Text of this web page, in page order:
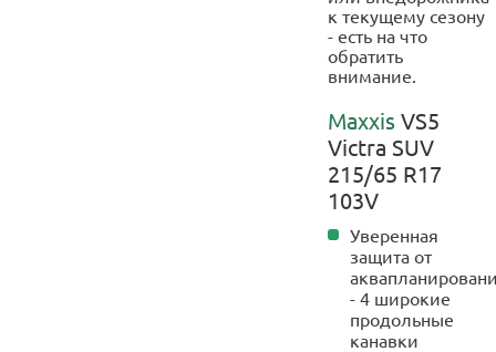
к текущему сезону
- есть на что
обратить
внимание.
Maxxis VS5
Victra SUV
215/65 R17
103V
Уверенная
защита от
- 4 широкие
продольные
канавки